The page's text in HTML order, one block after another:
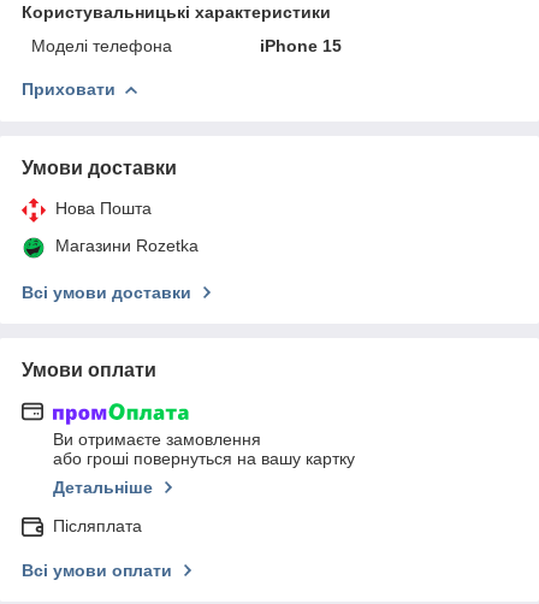
Користувальницькі характеристики
Моделі телефона
iPhone 15
Приховати
Умови доставки
Нова Пошта
Магазини Rozetka
Всі умови доставки
Умови оплати
Ви отримаєте замовлення
або гроші повернуться на вашу картку
Детальніше
Післяплата
Всі умови оплати